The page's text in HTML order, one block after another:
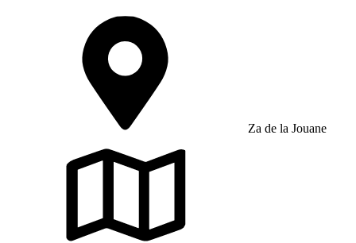
Za de la Jouane